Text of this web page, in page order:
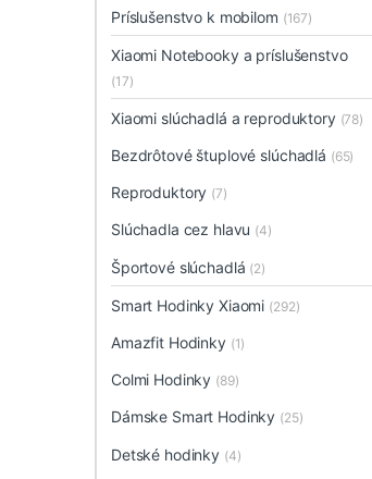
Príslušenstvo k mobilom (167)
Xiaomi Notebooky a príslušenstvo
(17)
Xiaomi slúchadlá a reproduktory (78)
Bezdrôtové štuplové slúchadlá (65)
Reproduktory (7)
Slúchadla cez hlavu (4)
Športové slúchadlá (2)
Smart Hodinky Xiaomi (292)
Amazfit Hodinky (1)
Colmi Hodinky (89)
Dámske Smart Hodinky (25)
Detské hodinky (4)